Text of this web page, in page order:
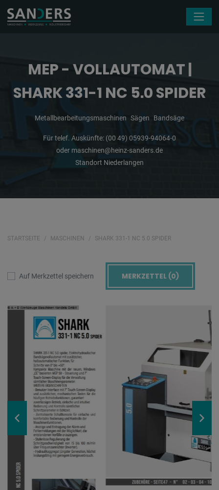
MEP - VOLLAUTOMAT |
SHARK 331-1 NC 5.0 SPIDER
Metallbearbeitungsmaschinen Sägen Bandsäge
Für telef. Auskünfte: (00 49) 05939-94064-0
oder maschinen@heinz-sanders.de
Standort Niederlangen
STARTSEITE MASCHINEN SHARK 331-1 NC 5.0 SPIDER
Auf Merkzettel speichern MERKZETTEL (0)